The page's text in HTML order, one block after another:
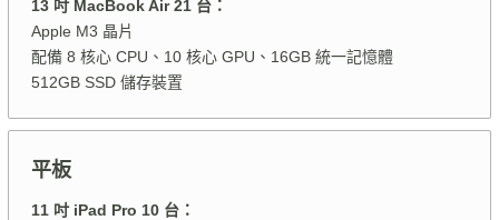
13 吋 MacBook Air 21 台：
Apple M3 晶片
配備 8 核心 CPU、10 核心 GPU、16GB 統一記憶體
512GB SSD 儲存裝置
平板
11 吋 iPad Pro 10 台：